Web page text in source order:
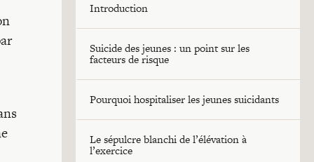
Introduction
Suicide des jeunes : un point sur les
facteurs de risque
Pourquoi hospitaliser les jeunes suicidants
Le sépulcre blanchi de l’élévation à
l’exercice